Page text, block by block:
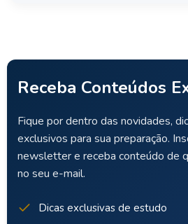
Receba Conteúdos
Fique por dentro das novidades,
exclusivos para sua preparação.
newsletter e receba conteúdo de
no seu e-mail.
Dicas exclusivas de estudo